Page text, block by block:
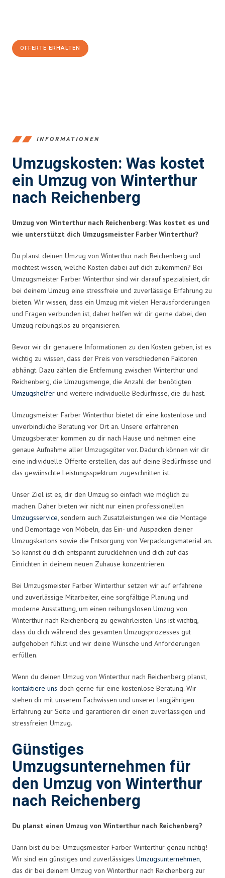
OFFERTE ERHALTEN
INFORMATIONEN
Umzugskosten: Was kostet
ein Umzug von Winterthur
nach Reichenberg
Umzug von Winterthur nach Reichenberg: Was kostet es und
wie unterstützt dich Umzugsmeister Farber Winterthur?
Du planst deinen Umzug von Winterthur nach Reichenberg und
möchtest wissen, welche Kosten dabei auf dich zukommen? Bei
Umzugsmeister Farber Winterthur sind wir darauf spezialisiert, dir
bei deinem Umzug eine stressfreie und zuverlässige Erfahrung zu
bieten. Wir wissen, dass ein Umzug mit vielen Herausforderungen
und Fragen verbunden ist, daher helfen wir dir gerne dabei, den
Umzug reibungslos zu organisieren.
Bevor wir dir genauere Informationen zu den Kosten geben, ist es
wichtig zu wissen, dass der Preis von verschiedenen Faktoren
abhängt. Dazu zählen die Entfernung zwischen Winterthur und
Reichenberg, die Umzugsmenge, die Anzahl der benötigten
Umzugshelfer und weitere individuelle Bedürfnisse, die du hast.
Umzugsmeister Farber Winterthur bietet dir eine kostenlose und
unverbindliche Beratung vor Ort an. Unsere erfahrenen
Umzugsberater kommen zu dir nach Hause und nehmen eine
genaue Aufnahme aller Umzugsgüter vor. Dadurch können wir dir
eine individuelle Offerte erstellen, das auf deine Bedürfnisse und
das gewünschte Leistungsspektrum zugeschnitten ist.
Unser Ziel ist es, dir den Umzug so einfach wie möglich zu
machen. Daher bieten wir nicht nur einen professionellen
Umzugsservice, sondern auch Zusatzleistungen wie die Montage
und Demontage von Möbeln, das Ein- und Auspacken deiner
Umzugskartons sowie die Entsorgung von Verpackungsmaterial an.
So kannst du dich entspannt zurücklehnen und dich auf das
Einrichten in deinem neuen Zuhause konzentrieren.
Bei Umzugsmeister Farber Winterthur setzen wir auf erfahrene
und zuverlässige Mitarbeiter, eine sorgfältige Planung und
moderne Ausstattung, um einen reibungslosen Umzug von
Winterthur nach Reichenberg zu gewährleisten. Uns ist wichtig,
dass du dich während des gesamten Umzugsprozesses gut
aufgehoben fühlst und wir deine Wünsche und Anforderungen
erfüllen.
Wenn du deinen Umzug von Winterthur nach Reichenberg planst,
kontaktiere uns doch gerne für eine kostenlose Beratung. Wir
stehen dir mit unserem Fachwissen und unserer langjährigen
Erfahrung zur Seite und garantieren dir einen zuverlässigen und
stressfreien Umzug.
Günstiges
Umzugsunternehmen für
den Umzug von Winterthur
nach Reichenberg
Du planst einen Umzug von Winterthur nach Reichenberg?
Dann bist du bei Umzugsmeister Farber Winterthur genau richtig!
Wir sind ein günstiges und zuverlässiges Umzugsunternehmen,
das dir bei deinem Umzug von Winterthur nach Reichenberg zur